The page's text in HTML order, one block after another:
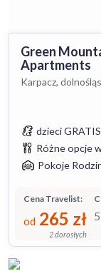
Green
Apartments
Karpacz,
dzieci GRATIS
Różne opcje
Pokoje
Cena Travelist:
od 265 zł
2 dorosłych